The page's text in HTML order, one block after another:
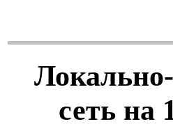
сеть на